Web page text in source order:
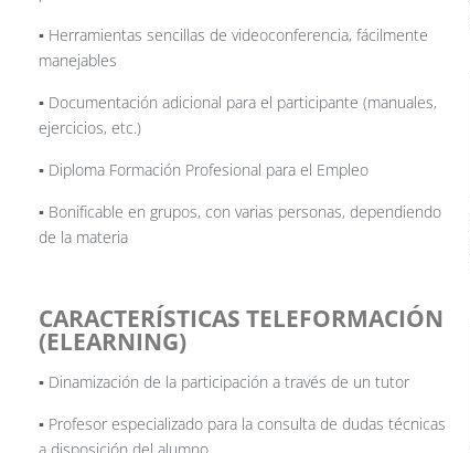
▪️ Herramientas sencillas de videoconferencia, fácilmente
manejables
▪️ Documentación adicional para el participante (manuales,
ejercicios, etc.)
▪️ Diploma Formación Profesional para el Empleo
▪️ Bonificable en grupos, con varias personas, dependiendo
de la materia
CARACTERÍSTICAS TELEFORMACIÓN
(ELEARNING)
▪️ Dinamización de la participación a través de un tutor
▪️ Profesor especializado para la consulta de dudas técnicas